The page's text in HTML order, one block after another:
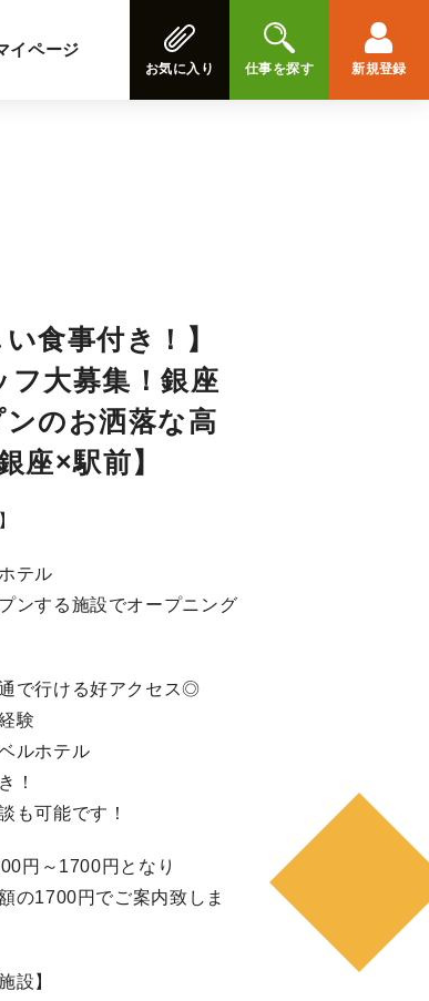
イページ
お気に入り 仕事を探す 新規登録
食事付き！】
大募集！銀座
のお洒落な高
座×駅前】
テル
ンする施設でオープニング
で行ける好アクセス◎
験
ルホテル
！
も可能です！
円～1700円となり
の1700円でご案内致しま
設】